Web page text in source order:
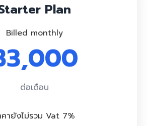
Plan
Billed monthly
ต่อเดือน
คายังไม่รวม Vat 7%